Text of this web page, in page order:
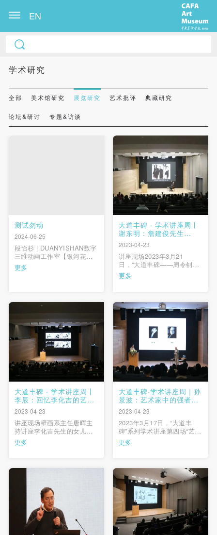
EN
学术研究
全部 美术馆研究 展览研究 艺术批评 典藏研究
论坛&研讨 专题&访谈
测试勿动
2024-06-25
段怡杉 | DUANYISHAN数字
三维动画工作室【银河花
园】银荷花园是我们一群一
起长大的伙伴所居住的社区
小伙伴逐渐失去了联系，银
————《银河 …
更多
大道丰碑 · 学术讲座周丨
谢东明：詹建俊先生
的“学”与“教”
2023-04-23
讲座现场2023年3月21
日，“大道丰碑——周令钊、
钟涵、邓澍、侯一民、詹建
俊、李化吉先生系列学术活
的学与教》。讲座由油画系
副主任刘商英主持。副院长
邱志杰致辞“每听一场都是人
格的净化，是艺术的感悟，
更多
大道丰碑 · 学术讲座周丨
李辰：回忆李化吉的艺术
与生活
2023-04-23
讲座现场壁画系主任唐晖主
持讲座李化吉先生的女儿、
壁画系第三工作室主任李辰
教授主讲《初心如磐 笃行致
吉先生系列学术活动”第三讲
更多
大道丰碑·学术讲座周｜孙
景波：艺术家中的强者
——忆侯一民、邓澍先生
2023-04-23
2023年3月17日，“大道丰
碑”系列学术讲座第四场“艺术
家中的强者——忆侯一民、
邓澍先生”在中央美术学院美
担任主讲人，中央美术学院
副院长邱志杰，侯一民、邓
澍先生亲属侯珊瑚、仲伟生
更多
帐号密码登录
发送验证码